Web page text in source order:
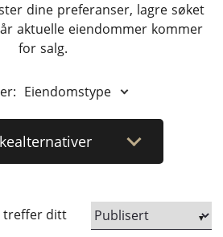
dine preferanser, lagre søket
aktuelle eiendommer kommer
for salg.
Eiendomstype
treffer ditt